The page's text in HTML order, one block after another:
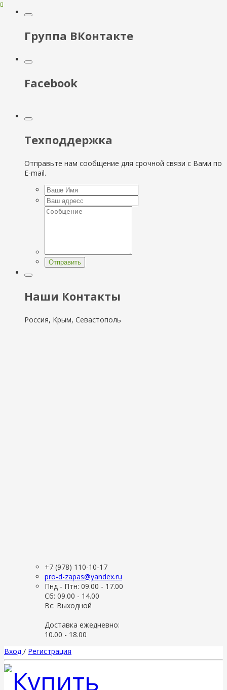
Группа ВКонтакте
Facebook
Техподдержка
Отправьте нам сообщение для срочной связи с Вами по
E-mail.
Отправить
Наши Контакты
Россия, Крым, Севастополь
+7 (978) 110-10-17
pro-d-zapas@yandex.ru
Пнд - Птн: 09.00 - 17.00
Сб: 09.00 - 14.00
Вс: Выходной
Доставка ежедневно:
10.00 - 18.00
Вход / Регистрация